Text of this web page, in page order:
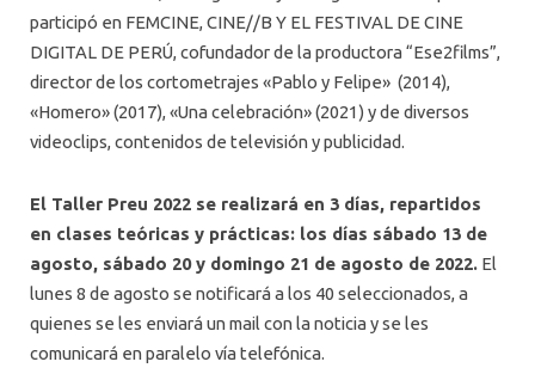
participó en FEMCINE, CINE//B Y EL FESTIVAL DE CINE
DIGITAL DE PERÚ, cofundador de la productora “Ese2films”,
director de los cortometrajes «Pablo y Felipe» (2014),
«Homero» (2017), «Una celebración» (2021) y de diversos
videoclips, contenidos de televisión y publicidad.
El Taller Preu 2022 se realizará en 3 días, repartidos
en clases teóricas y prácticas: los días sábado 13 de
agosto, sábado 20 y domingo 21 de agosto de 2022. El
lunes 8 de agosto se notificará a los 40 seleccionados, a
quienes se les enviará un mail con la noticia y se les
comunicará en paralelo vía telefónica.